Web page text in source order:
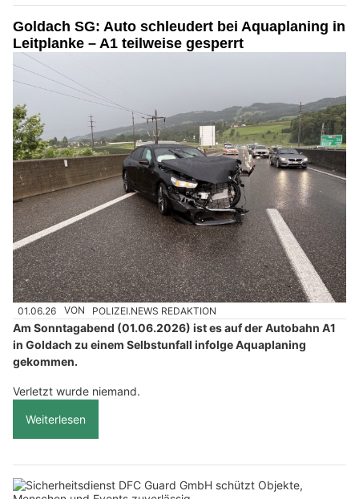
Goldach SG: Auto schleudert bei Aquaplaning in
Leitplanke – A1 teilweise gesperrt
01.06.26 VON POLIZEI.NEWS REDAKTION
Am Sonntagabend (01.06.2026) ist es auf der Autobahn A1
in Goldach zu einem Selbstunfall infolge Aquaplaning
gekommen.
Verletzt wurde niemand.
Weiterlesen